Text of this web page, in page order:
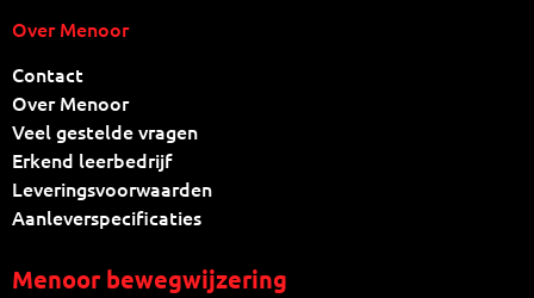
Over Menoor
Contact
Over Menoor
Veel gestelde vragen
Erkend leerbedrijf
Leveringsvoorwaarden
Aanleverspecificaties
Menoor bewegwijzering